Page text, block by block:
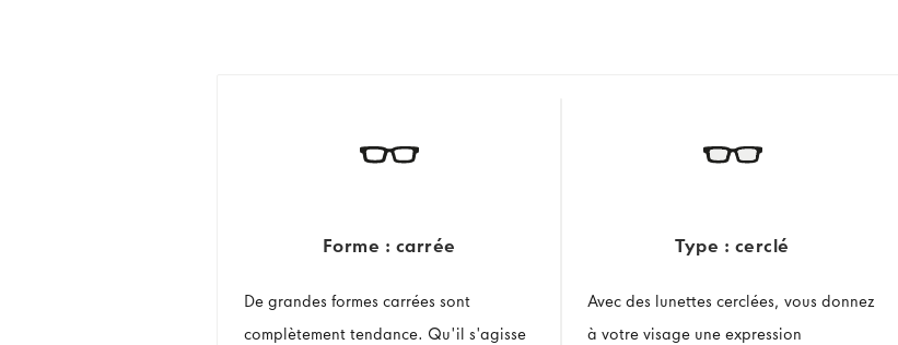
Forme : carrée
De grandes formes carrées sont
complètement tendance. Qu'il s'agisse
Type : cerclé
Avec des lunettes cerclées, vous donnez
à votre visage une expression